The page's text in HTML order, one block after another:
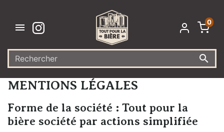


0
MENTIONS LÉGALES
Forme de la société : Tout pour la
bière société par actions simplifiée